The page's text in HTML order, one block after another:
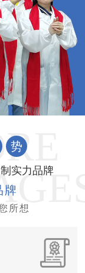
势
实力品牌
牌
所想